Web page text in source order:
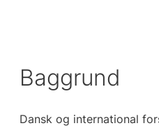
Baggrund
Dansk og international